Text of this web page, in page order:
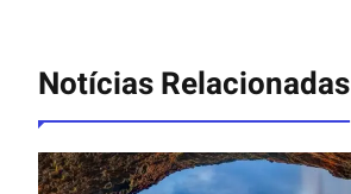
Notícias Relacionadas